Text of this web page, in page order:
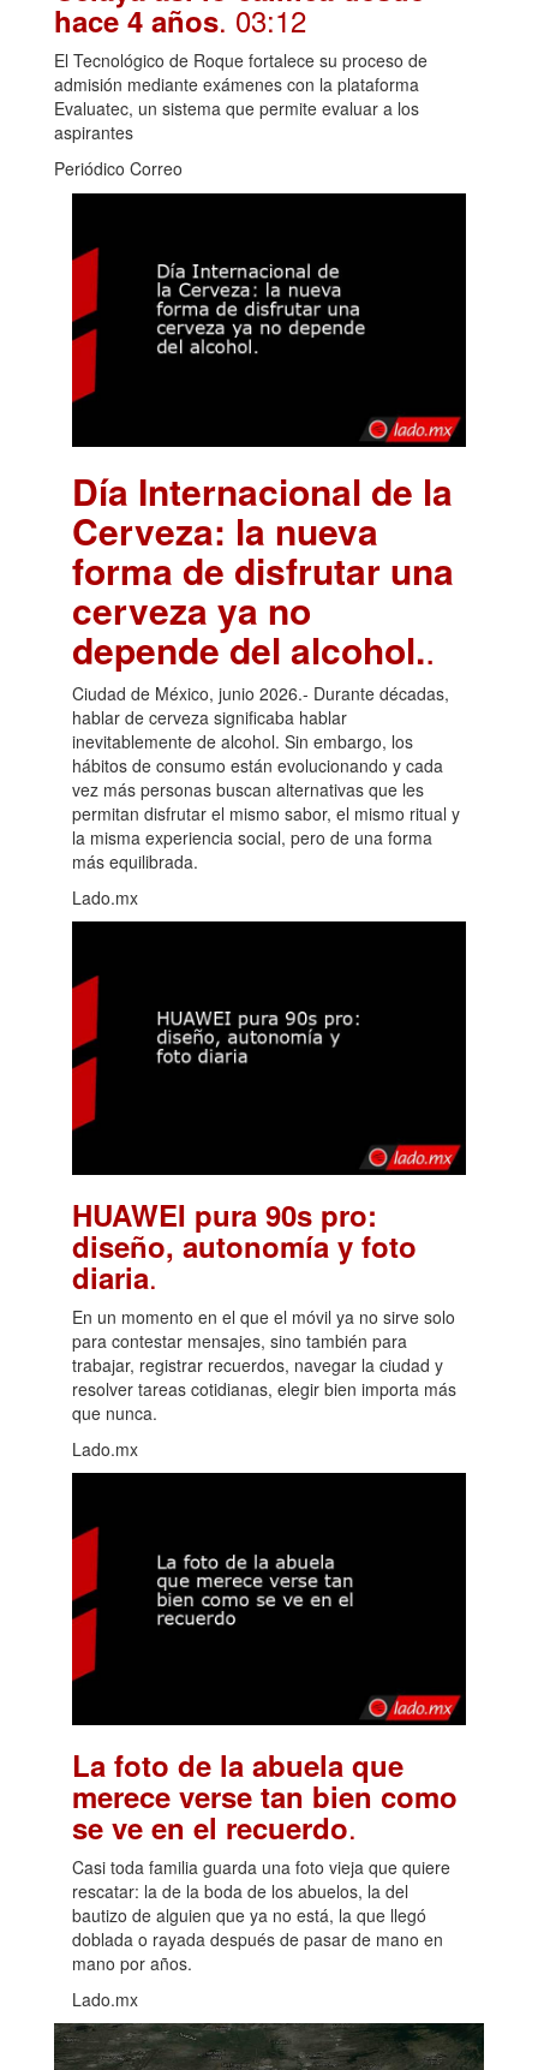
hace 4 años. 03:12
El Tecnológico de Roque fortalece su proceso de
admisión mediante exámenes con la plataforma
Evaluatec, un sistema que permite evaluar a los
aspirantes
Periódico Correo
Día Internacional de la
Cerveza: la nueva
forma de disfrutar una
cerveza ya no
depende del alcohol..
Ciudad de México, junio 2026.- Durante décadas,
hablar de cerveza significaba hablar
inevitablemente de alcohol. Sin embargo, los
hábitos de consumo están evolucionando y cada
vez más personas buscan alternativas que les
permitan disfrutar el mismo sabor, el mismo ritual y
la misma experiencia social, pero de una forma
más equilibrada.
Lado.mx
HUAWEI pura 90s pro:
diseño, autonomía y foto
diaria.
En un momento en el que el móvil ya no sirve solo
para contestar mensajes, sino también para
trabajar, registrar recuerdos, navegar la ciudad y
resolver tareas cotidianas, elegir bien importa más
que nunca.
Lado.mx
La foto de la abuela que
merece verse tan bien como
se ve en el recuerdo.
Casi toda familia guarda una foto vieja que quiere
rescatar: la de la boda de los abuelos, la del
bautizo de alguien que ya no está, la que llegó
doblada o rayada después de pasar de mano en
mano por años.
Lado.mx